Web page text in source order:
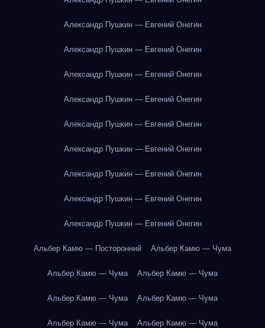
Александр Пушкин — Евгений Онегин
Александр Пушкин — Евгений Онегин
Александр Пушкин — Евгений Онегин
Александр Пушкин — Евгений Онегин
Александр Пушкин — Евгений Онегин
Александр Пушкин — Евгений Онегин
Александр Пушкин — Евгений Онегин
Александр Пушкин — Евгений Онегин
Александр Пушкин — Евгений Онегин
Альбер Камю — Посторонний Альбер Камю — Чума
Альбер Камю — Чума Альбер Камю — Чума
Альбер Камю — Чума Альбер Камю — Чума
Альбер Камю — Чума Альбер Камю — Чума